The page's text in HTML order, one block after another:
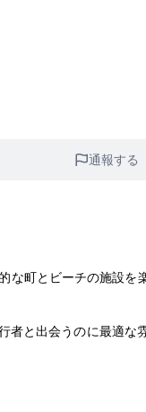
通報する
な町とビーチの施設を
者と出会うのに最適な